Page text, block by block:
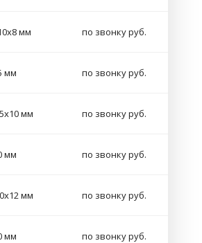
мм по звонку руб.
мм по звонку руб.
мм по звонку руб.
мм по звонку руб.
мм по звонку руб.
мм по звонку руб.